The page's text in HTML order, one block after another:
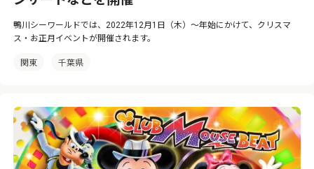
鴨川シーワールドでは、2022年12月1日（木）〜年始にかけて、クリスマ
ス・お正月イベントが開催されます。
関東 千葉県